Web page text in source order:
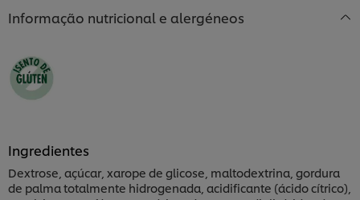
Informação nutricional e alergéneos
Ingredientes
Dextrose, açúcar, xarope de glicose, maltodextrina, gordura
de palma totalmente hidrogenada, acidificante (ácido cítrico),